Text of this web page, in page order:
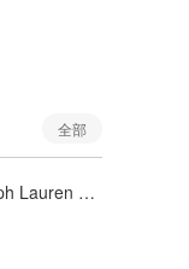
全部
Ralph Lauren Ralph Lauren 男童亚麻衬衫